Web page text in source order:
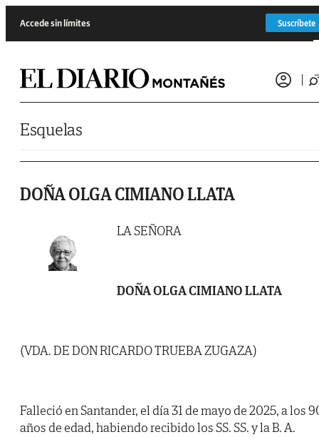
Accede sin límites Suscríbete
Esquelas
DOÑA OLGA CIMIANO LLATA
LA SEÑORA
DOÑA OLGA CIMIANO LLATA
(VDA. DE DON RICARDO TRUEBA ZUGAZA)
Falleció en Santander, el día 31 de mayo de 2025, a los
años de edad, habiendo recibido los SS. SS. y la B. A.